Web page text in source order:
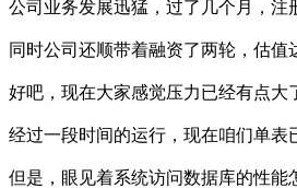
公司业务发展迅猛，过了几个月，注
同时公司还顺带着融资了两轮，估值
好吧，现在大家感觉压力已经有点大
经过一段时间的运行，现在咱们单表
但是，眼见着系统访问数据库的性能